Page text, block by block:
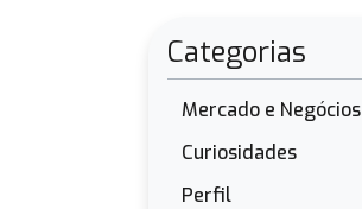
Categorias
Mercado e Negócios
Curiosidades
Perfil